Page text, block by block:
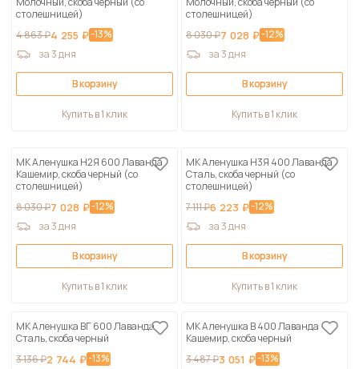
столешницей)
4 863 ₽4 255 ₽-13%
за 3 дня
В корзину
Купить в 1 клик
столешницей)
8 030 ₽7 028 ₽-12%
за 3 дня
В корзину
Купить в 1 клик
МК Аленушка Н2Я 600 Лаванда
Кашемир, скоба черный (со
столешницей)
8 030 ₽7 028 ₽-12%
за 3 дня
В корзину
Купить в 1 клик
МК Аленушка Н3Я 400 Лаванда
Сталь, скоба черный (со
столешницей)
7 111 ₽6 223 ₽-12%
за 3 дня
В корзину
Купить в 1 клик
МК Аленушка ВГ 600 Лаванда
Сталь, скоба черный
3 136 ₽2 744 ₽-13%
МК Аленушка В 400 Лаванда
Кашемир, скоба черный
3 487 ₽3 051 ₽-13%